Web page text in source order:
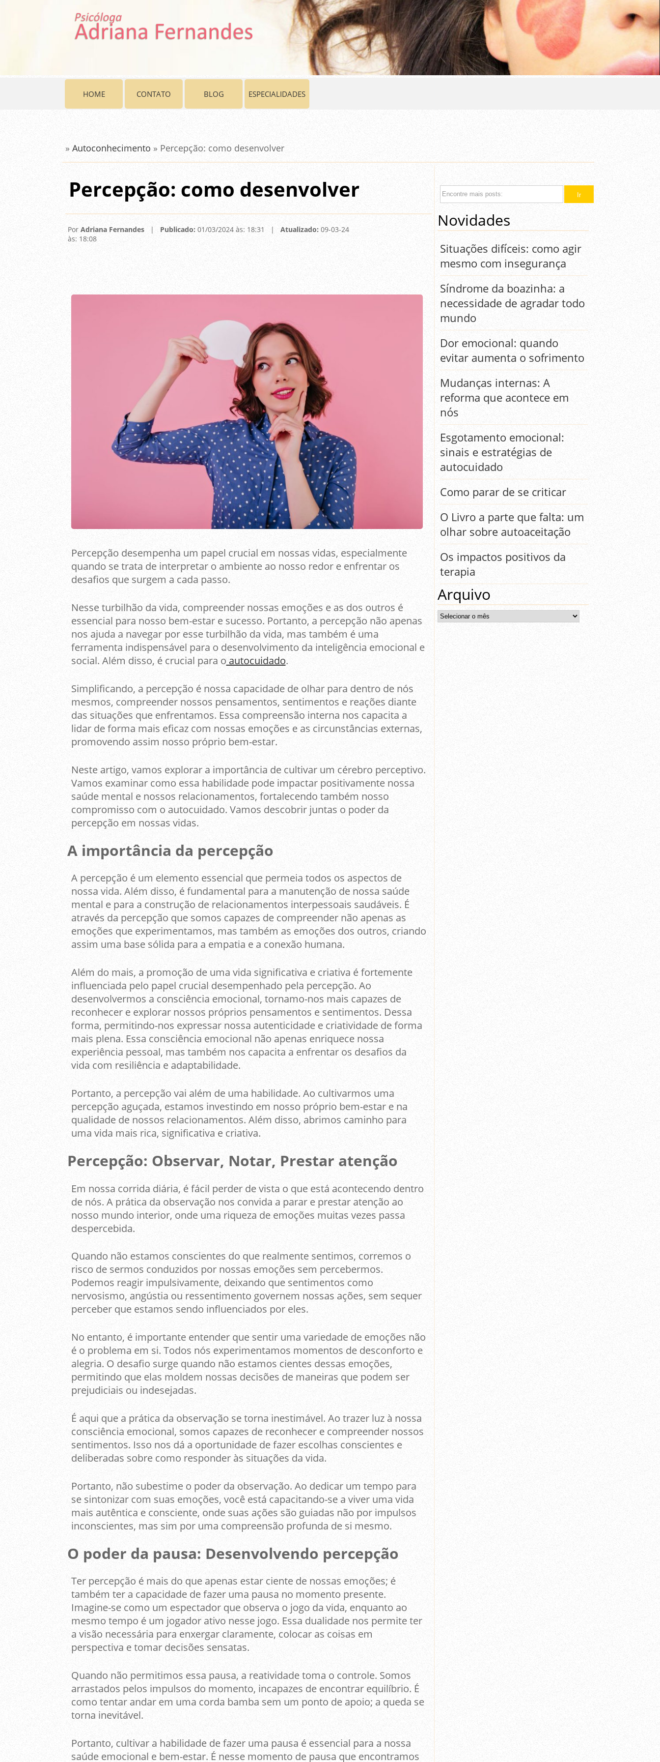
HOME CONTATO BLOG ESPECIALIDADES
»Autoconhecimento » Percepção: como desenvolver
Percepção: como desenvolver
PorAdriana Fernandes | Publicado: 01/03/2024 às: 18:31 |Atualizado: 09-03-24
às: 18:08
Percepção desempenha um papel crucial em nossas vidas, especialmente
quando se trata de interpretar o ambiente ao nosso redor e enfrentar os
desafios que surgem a cada passo.
Nesse turbilhão da vida, compreender nossas emoções e as dos outros é
essencial para nosso bem-estar e sucesso. Portanto, a percepção não apenas
nos ajuda a navegar por esse turbilhão da vida, mas também é uma
ferramenta indispensável para o desenvolvimento da inteligência emocional e
social. Além disso, é crucial para o autocuidado.
Simplificando, a percepção é nossa capacidade de olhar para dentro de nós
mesmos, compreender nossos pensamentos, sentimentos e reações diante
das situações que enfrentamos. Essa compreensão interna nos capacita a
lidar de forma mais eficaz com nossas emoções e as circunstâncias externas,
promovendo assim nosso próprio bem-estar.
Neste artigo, vamos explorar a importância de cultivar um cérebro perceptivo.
Vamos examinar como essa habilidade pode impactar positivamente nossa
saúde mental e nossos relacionamentos, fortalecendo também nosso
compromisso com o autocuidado. Vamos descobrir juntas o poder da
percepção em nossas vidas.
A importância da percepção
A percepção é um elemento essencial que permeia todos os aspectos de
nossa vida. Além disso, é fundamental para a manutenção de nossa saúde
mental e para a construção de relacionamentos interpessoais saudáveis. É
através da percepção que somos capazes de compreender não apenas as
emoções que experimentamos, mas também as emoções dos outros, criando
assim uma base sólida para a empatia e a conexão humana.
Além do mais, a promoção de uma vida significativa e criativa é fortemente
influenciada pelo papel crucial desempenhado pela percepção. Ao
desenvolvermos a consciência emocional, tornamo-nos mais capazes de
reconhecer e explorar nossos próprios pensamentos e sentimentos. Dessa
forma, permitindo-nos expressar nossa autenticidade e criatividade de forma
mais plena. Essa consciência emocional não apenas enriquece nossa
experiência pessoal, mas também nos capacita a enfrentar os desafios da
vida com resiliência e adaptabilidade.
Portanto, a percepção vai além de uma habilidade. Ao cultivarmos uma
percepção aguçada, estamos investindo em nosso próprio bem-estar e na
qualidade de nossos relacionamentos. Além disso, abrimos caminho para
uma vida mais rica, significativa e criativa.
Percepção: Observar, Notar, Prestar atenção
Em nossa corrida diária, é fácil perder de vista o que está acontecendo dentro
de nós. A prática da observação nos convida a parar e prestar atenção ao
nosso mundo interior, onde uma riqueza de emoções muitas vezes passa
despercebida.
Quando não estamos conscientes do que realmente sentimos, corremos o
risco de sermos conduzidos por nossas emoções sem percebermos.
Podemos reagir impulsivamente, deixando que sentimentos como
nervosismo, angústia ou ressentimento governem nossas ações, sem sequer
perceber que estamos sendo influenciados por eles.
No entanto, é importante entender que sentir uma variedade de emoções não
é o problema em si. Todos nós experimentamos momentos de desconforto e
alegria. O desafio surge quando não estamos cientes dessas emoções,
permitindo que elas moldem nossas decisões de maneiras que podem ser
prejudiciais ou indesejadas.
É aqui que a prática da observação se torna inestimável. Ao trazer luz à nossa
consciência emocional, somos capazes de reconhecer e compreender nossos
sentimentos. Isso nos dá a oportunidade de fazer escolhas conscientes e
deliberadas sobre como responder às situações da vida.
Portanto, não subestime o poder da observação. Ao dedicar um tempo para
se sintonizar com suas emoções, você está capacitando-se a viver uma vida
mais autêntica e consciente, onde suas ações são guiadas não por impulsos
inconscientes, mas sim por uma compreensão profunda de si mesmo.
O poder da pausa: Desenvolvendo percepção
Ter percepção é mais do que apenas estar ciente de nossas emoções; é
também ter a capacidade de fazer uma pausa no momento presente.
Imagine-se como um espectador que observa o jogo da vida, enquanto ao
mesmo tempo é um jogador ativo nesse jogo. Essa dualidade nos permite ter
a visão necessária para enxergar claramente, colocar as coisas em
perspectiva e tomar decisões sensatas.
Quando não permitimos essa pausa, a reatividade toma o controle. Somos
arrastados pelos impulsos do momento, incapazes de encontrar equilíbrio. É
como tentar andar em uma corda bamba sem um ponto de apoio; a queda se
torna inevitável.
Portanto, cultivar a habilidade de fazer uma pausa é essencial para a nossa
saúde emocional e bem-estar. É nesse momento de pausa que encontramos
Novidades
Situações difíceis: como agir
mesmo com insegurança
Síndrome da boazinha: a
necessidade de agradar todo
mundo
Dor emocional: quando
evitar aumenta o sofrimento
Mudanças internas: A
reforma que acontece em
nós
Esgotamento emocional:
sinais e estratégias de
autocuidado
Como parar de se criticar
O Livro a parte que falta: um
olhar sobre autoaceitação
Os impactos positivos da
terapia
Arquivo
Arquivo